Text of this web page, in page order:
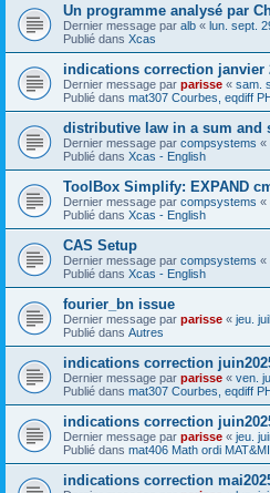
Un programme analysé par
Dernier message par alb « lun. sept.
Publié dans Xcas
indications correction janvier
Dernier message par parisse « sam.
Publié dans mat307 Courbes, eqdiff
distributive law in a sum and
Dernier message par compsystems «
Publié dans Xcas - English
ToolBox Simplify: EXPAND
Dernier message par compsystems «
Publié dans Xcas - English
CAS Setup
Dernier message par compsystems «
Publié dans Xcas - English
fourier_bn issue
Dernier message par parisse « jeu.
Publié dans Autres
indications correction
Dernier message par parisse « ven.
Publié dans mat307 Courbes, eqdiff
indications correction
Dernier message par parisse « jeu.
Publié dans mat406 Math ordi
indications correction